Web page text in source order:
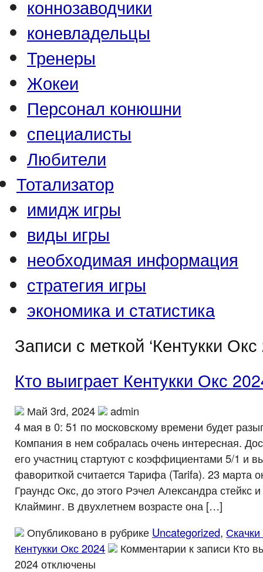
коннозаводчики
коневладельцы
Тренеры
Жокеи
Персонал конюшни
специалисты
Любители
Тотализатор
имидж игры
виды игры
необходимая информация
стратегия игры
экономика и статистика
Записи с меткой ‘Кентукки Окс
Кто выиграет Кентукки Окс
Май 3rd, 2024
admin
4 мая в 0: 51 по московскому времени будет
Компания в нем собралась очень интересная.
его участниц стартуют с коэффициентами 5/1 и
фавориткой считается Тарифа (Tarifa). 23 марта
Граундс Окс, до этого Рэчел Александра стейкс
Клайминг. В двухлетнем возрасте она […]
Опубликовано в рубрике Uncategorized,
Кентукки Окс 2024
Комментарии к записи Кто
2024отключены